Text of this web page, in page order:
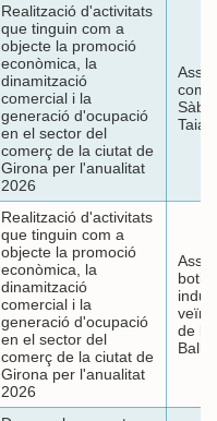
Realització d'activitats
que tinguin com a
objecte la promoció
econòmica, la
dinamització
comercial i la
generació d'ocupació
en el sector del
comerç de la ciutat de
Girona per l'anualitat
2026
Taialà
Realització d'activitats
que tinguin com a
objecte la promoció
econòmica, la
dinamització
comercial i la
generació d'ocupació
en el sector del
comerç de la ciutat de
Girona per l'anualitat
2026
de